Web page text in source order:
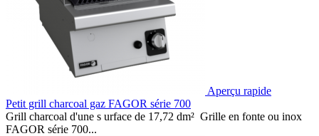
Aperçu rapide
Petit grill charcoal gaz FAGOR série 700
Grill charcoal d'une s urface de 17,72 dm² Grille en fonte ou inox
FAGOR série 700...